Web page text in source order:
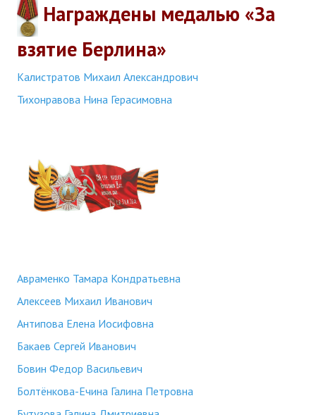
Награждены медалью «За
взятие Берлина»
Калистратов Михаил Александрович
Тихонравова Нина Герасимовна
Авраменко Тамара Кондратьевна
Алексеев Михаил Иванович
Антипова Елена Иосифовна
Бакаев Сергей Иванович
Бовин Федор Васильевич
Болтёнкова-Ечина Галина Петровна